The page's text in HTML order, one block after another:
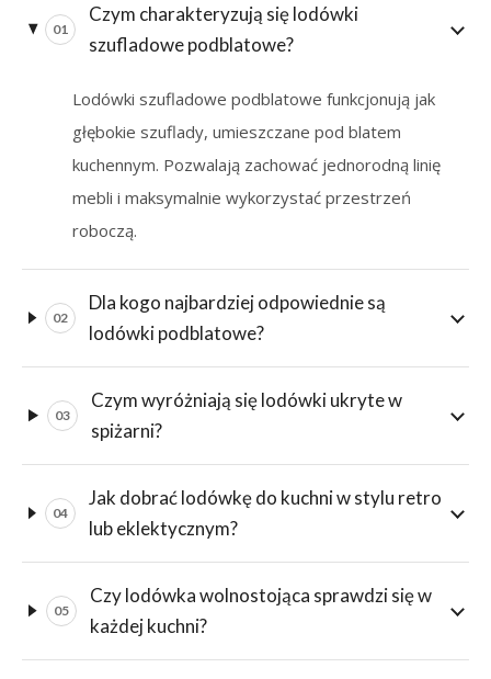
01
Czym charakteryzują się lodówki
szufladowe podblatowe?
Lodówki szufladowe podblatowe funkcjonują jak
głębokie szuflady, umieszczane pod blatem
kuchennym. Pozwalają zachować jednorodną linię
mebli i maksymalnie wykorzystać przestrzeń
roboczą.
02
Dla kogo najbardziej odpowiednie są
lodówki podblatowe?
03
Czym wyróżniają się lodówki ukryte w
spiżarni?
04
Jak dobrać lodówkę do kuchni w stylu retro
lub eklektycznym?
05
Czy lodówka wolnostojąca sprawdzi się w
każdej kuchni?